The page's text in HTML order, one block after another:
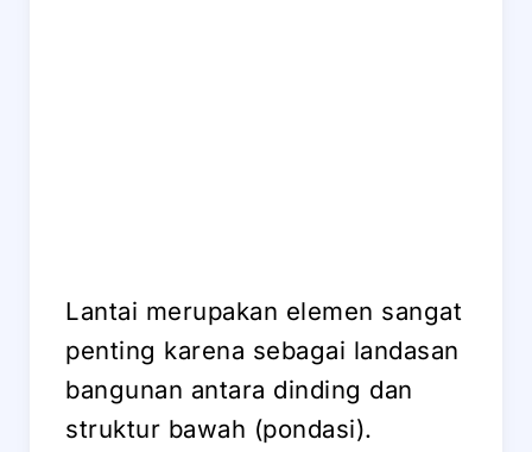
Lantai merupakan elemen sangat
penting karena sebagai landasan
bangunan antara dinding dan
struktur bawah (pondasi).